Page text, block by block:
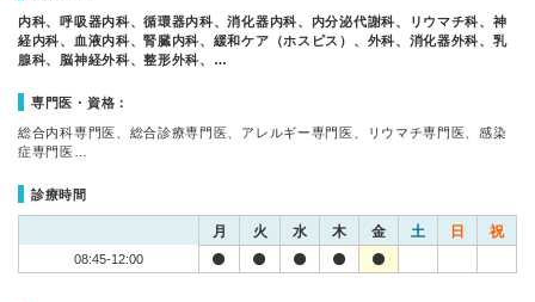
内科、呼吸器内科、循環器内科、消化器内科、内分泌代謝科、リウマチ科、神
経内科、血液内科、腎臓内科、緩和ケア（ホスピス）、外科、消化器外科、乳
腺科、脳神経外科、整形外科、…
専門医・資格：
総合内科専門医、総合診療専門医、アレルギー専門医、リウマチ専門医、感染
症専門医…
診療時間
月 火 水 木 金 土 日 祝
08:45-12:00